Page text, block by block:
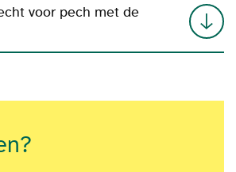
voor pech met de